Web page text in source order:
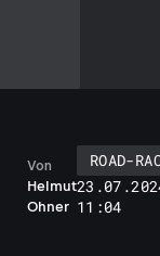
Helmut
Ohner
Von
ROAD-
11:04